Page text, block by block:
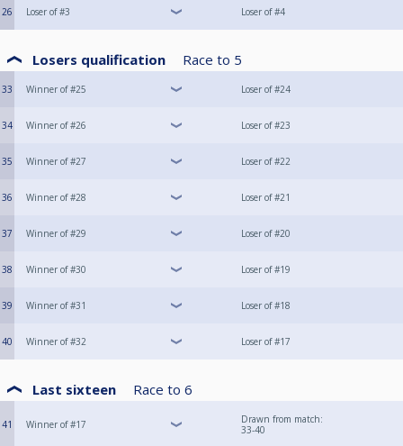
26 Loser of #3 Loser of #4
Losers qualification Race to 5
33 Winner of #25 Loser of #24
34 Winner of #26 Loser of #23
35 Winner of #27 Loser of #22
36 Winner of #28 Loser of #21
37 Winner of #29 Loser of #20
38 Winner of #30 Loser of #19
39 Winner of #31 Loser of #18
40 Winner of #32 Loser of #17
Last sixteen Race to 6
41 Winner of #17
Drawn from match:
33-40